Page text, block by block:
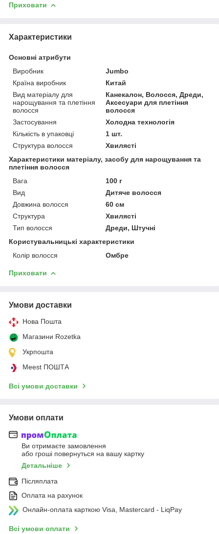
Приховати
Характеристики
Основні атрибути
Виробник
Jumbo
Країна виробник
Китай
Вид матеріалу для
нарощування та плетіння
волосся
Канекалон, Волосся, Дреди,
Аксесуари для плетіння
волосся
Застосування
Холодна технологія
Кількість в упаковці
1 шт.
Структура волосся
Хвилясті
Характеристики матеріалу, засобу для нарощування та
плетіння волосся
Вага
100 г
Вид
Дитяче волосся
Довжина волосся
60 см
Структура
Хвилясті
Тип волосся
Дреди, Штучні
Користувальницькі характеристики
Колір волосся
Омбре
Приховати
Умови доставки
Нова Пошта
Магазини Rozetka
Укрпошта
Meest ПОШТА
Всі умови доставки
Умови оплати
Ви отримаєте замовлення
або гроші повернуться на вашу картку
Детальніше
Післяплата
Оплата на рахунок
Онлайн-оплата карткою Visa, Mastercard - LiqPay
Всі умови оплати